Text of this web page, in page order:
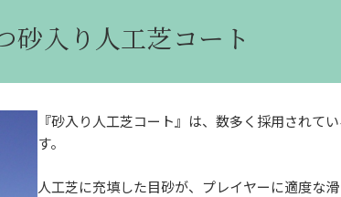
砂入り人工芝コート
『砂入り人工芝コート』は、数多く採用されて
す。
人工芝に充填した目砂が、プレイヤーに適度な